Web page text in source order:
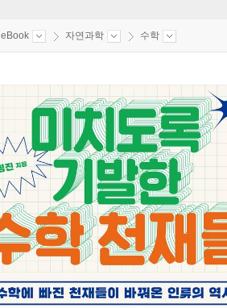
eBook 자연과학 수학